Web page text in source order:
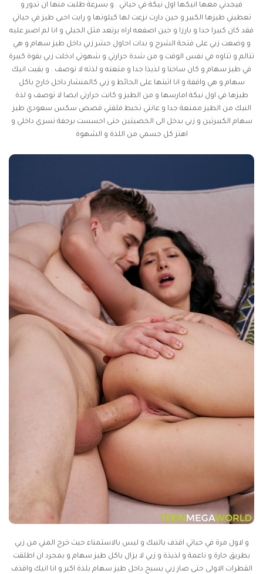
فيجدني معها انيكها اول نيكة في حياتي . و بسرعة طلبت منها ان تدور و
تعطيني طيزها الكبير و حين دارت نزعت لها كيلوتها و رايت احبى طيز في حياتي
فقد كان كبيرا جدا و بارزا و حين اصفعه اراه يرتعد مثل الجيلي و انا لم اصبر عليه
و وضعت زبي على فتحة الشرج و بدات احاول حشر زبي داخل طيز سهام و هي
تتالم و تتاوه في نفس الوقت و من شدة حرارتي و شهوتي ادخلت زبي بقوة كبيرة
في طيز سهام و كان ساخنا و لذيذا جدا و متعته و لذته لا توصف . و بقيت انيك
سهام و هي واقفة و انا اثبتها على الحائط و زبي كالمنشار داخل خارج ياكل
طيزها في اول نيكة امارسها و من الطيز و كانت حرارتي ايضا لا توصف و لذة
النيك من الطيز ممتعة جدا و عانتي تخبط فلقتي قصص سكس سعودي طيز
سهام الكبيرتين و زبي يدخل الى الخصيتين حتى احسست برجفة تسري داخلي و
اهتز كل جسمي من اللذة و الشهوة
و لاول مرة في حياتي اقذف بالنيك و ليس بالاستمناء حيث خرج المني من زبي
بطريق حارة و ناعمة و لذيذة و زبي لا يزال ياكل طيز سهام و بمجرد ان اطلقت
القطرات الاولى حتى صار زبي يسبح داخل طيز سهام بلذة اكبر و انا انيك واقذف